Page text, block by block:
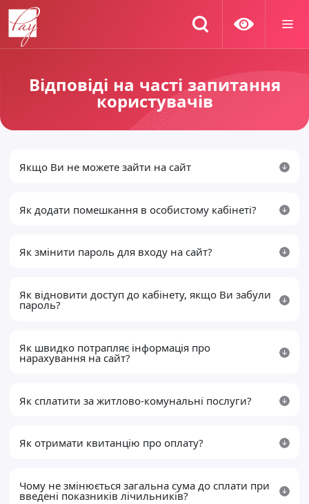
Відповіді на часті запитання
користувачів
Якщо Ви не можете зайти на сайт
Як додати помешкання в особистому кабінеті?
Як змінити пароль для входу на сайт?
Як відновити доступ до кабінету, якщо Ви забули
пароль?
Як швидко потрапляє інформація про
нарахування на сайт?
Як сплатити за житлово-комунальні послуги?
Як отримати квитанцію про оплату?
Чому не змінюється загальна сума до сплати при
введені показників лічильників?